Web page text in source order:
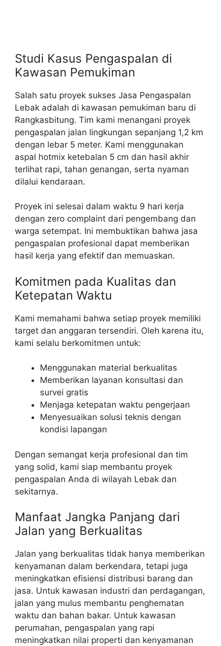
Studi Kasus Pengaspalan di
Kawasan Pemukiman
Salah satu proyek sukses Jasa Pengaspalan
Lebak adalah di kawasan pemukiman baru di
Rangkasbitung. Tim kami menangani proyek
pengaspalan jalan lingkungan sepanjang 1,2 km
dengan lebar 5 meter. Kami menggunakan
aspal hotmix ketebalan 5 cm dan hasil akhir
terlihat rapi, tahan genangan, serta nyaman
dilalui kendaraan.
Proyek ini selesai dalam waktu 9 hari kerja
dengan zero complaint dari pengembang dan
warga setempat. Ini membuktikan bahwa jasa
pengaspalan profesional dapat memberikan
hasil kerja yang efektif dan memuaskan.
Komitmen pada Kualitas dan
Ketepatan Waktu
Kami memahami bahwa setiap proyek memiliki
target dan anggaran tersendiri. Oleh karena itu,
kami selalu berkomitmen untuk:
Menggunakan material berkualitas
Memberikan layanan konsultasi dan
survei gratis
Menjaga ketepatan waktu pengerjaan
Menyesuaikan solusi teknis dengan
kondisi lapangan
Dengan semangat kerja profesional dan tim
yang solid, kami siap membantu proyek
pengaspalan Anda di wilayah Lebak dan
sekitarnya.
Manfaat Jangka Panjang dari
Jalan yang Berkualitas
Jalan yang berkualitas tidak hanya memberikan
kenyamanan dalam berkendara, tetapi juga
meningkatkan efisiensi distribusi barang dan
jasa. Untuk kawasan industri dan perdagangan,
jalan yang mulus membantu penghematan
waktu dan bahan bakar. Untuk kawasan
perumahan, pengaspalan yang rapi
meningkatkan nilai properti dan kenyamanan